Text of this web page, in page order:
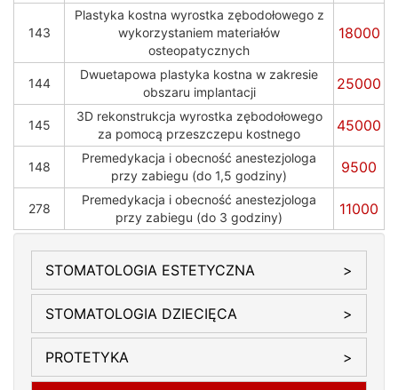
143
Plastyka kostna wyrostka zębodołowego z
wykorzystaniem materiałów
osteopatycznych
18000
144
Dwuetapowa plastyka kostna w zakresie
obszaru implantacji
25000
145
3D rekonstrukcja wyrostka zębodołowego
za pomocą przeszczepu kostnego
45000
148
Premedykacja і obecność anestezjologa
przy zabiegu (do 1,5 godziny)
9500
278
Premedykacja і obecność anestezjologa
przy zabiegu (do 3 godziny)
11000
Напрямки
STOMATOLOGIA ESTETYCZNA
STOMATOLOGIA DZIECIĘCA
PROTETYKA